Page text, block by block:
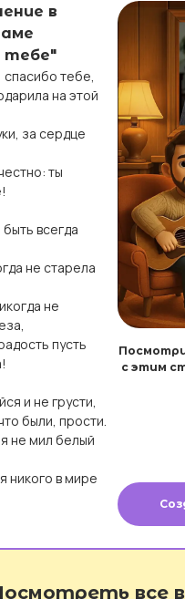
в
тебе"
тебе,
на этой
за сердце
ты
всегда
не старела
не
пусть
и не грусти,
были, прости.
не мил белый
никого в мире
с этим
все